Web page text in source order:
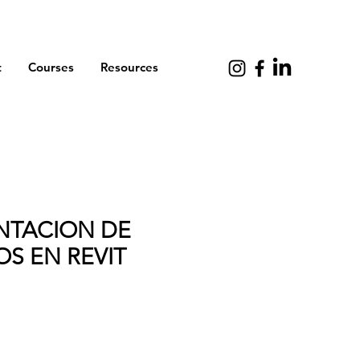
Courses Resources
DE
EN REVIT